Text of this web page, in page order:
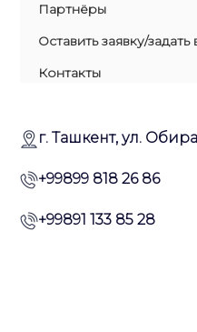
Партнёры
Оставить заявку/
Контакты
г. Ташкент, ул.
+99899 818 26 86
+99891 133 85 28